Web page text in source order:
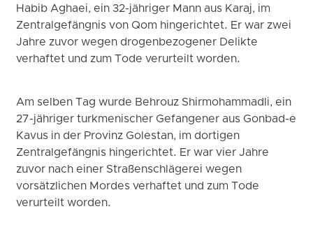
Habib Aghaei, ein 32-jähriger Mann aus Karaj, im
Zentralgefängnis von Qom hingerichtet. Er war zwei
Jahre zuvor wegen drogenbezogener Delikte
verhaftet und zum Tode verurteilt worden.
Am selben Tag wurde Behrouz Shirmohammadli, ein
27-jähriger turkmenischer Gefangener aus Gonbad-e
Kavus in der Provinz Golestan, im dortigen
Zentralgefängnis hingerichtet. Er war vier Jahre
zuvor nach einer Straßenschlägerei wegen
vorsätzlichen Mordes verhaftet und zum Tode
verurteilt worden.